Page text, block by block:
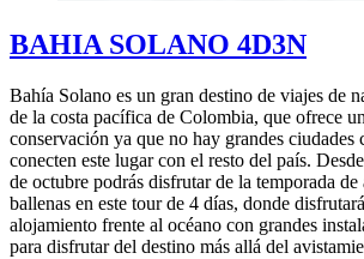
BAHIA SOLANO 4D3N
Bahía Solano es un gran destino de viajes de
de la costa pacífica de Colombia, que ofrece
conservación ya que no hay grandes ciudades
conecten este lugar con el resto del país.
de octubre podrás disfrutar de la temporada
ballenas en este tour de 4 días, donde
alojamiento frente al océano con grandes
para disfrutar del destino más allá del